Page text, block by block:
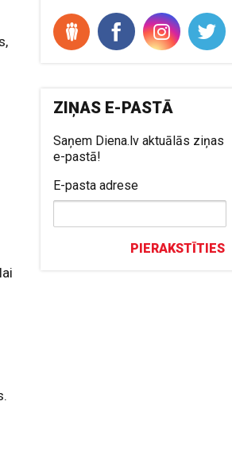
ZIŅAS E-PASTĀ
Saņem Diena.lv aktuālās ziņas
e-pastā!
E-pasta adrese
PIERAKSTĪTIES